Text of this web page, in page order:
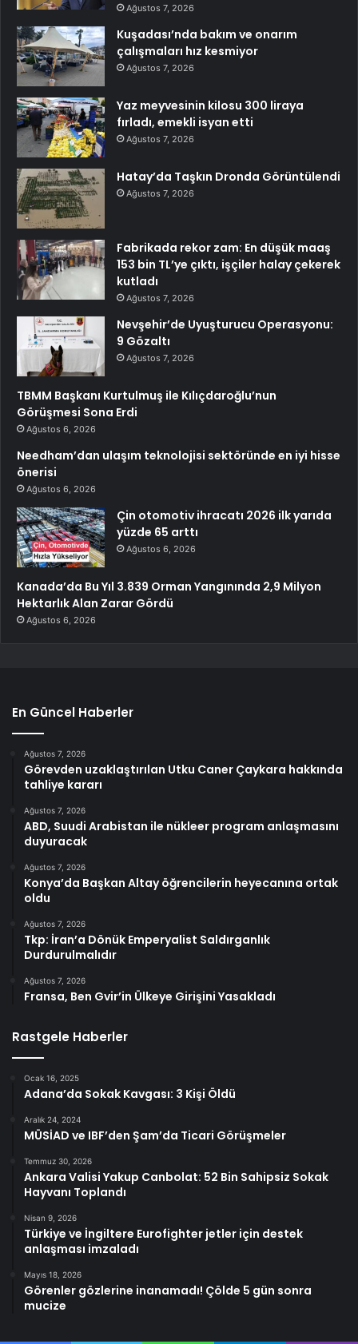
Ağustos 7, 2026
Kuşadası’nda bakım ve onarım
çalışmaları hız kesmiyor
Ağustos 7, 2026
Yaz meyvesinin kilosu 300 liraya
fırladı, emekli isyan etti
Ağustos 7, 2026
Hatay’da Taşkın Dronda Görüntülendi
Ağustos 7, 2026
Fabrikada rekor zam: En düşük maaş
153 bin TL’ye çıktı, işçiler halay çekerek
kutladı
Ağustos 7, 2026
Nevşehir’de Uyuşturucu Operasyonu:
9 Gözaltı
Ağustos 7, 2026
TBMM Başkanı Kurtulmuş ile Kılıçdaroğlu’nun
Görüşmesi Sona Erdi
Ağustos 6, 2026
Needham’dan ulaşım teknolojisi sektöründe en iyi hisse
önerisi
Ağustos 6, 2026
Çin otomotiv ihracatı 2026 ilk yarıda
yüzde 65 arttı
Ağustos 6, 2026
Kanada’da Bu Yıl 3.839 Orman Yangınında 2,9 Milyon
Hektarlık Alan Zarar Gördü
Ağustos 6, 2026
En Güncel Haberler
Ağustos 7, 2026
Görevden uzaklaştırılan Utku Caner Çaykara hakkında
tahliye kararı
Ağustos 7, 2026
ABD, Suudi Arabistan ile nükleer program anlaşmasını
duyuracak
Ağustos 7, 2026
Konya’da Başkan Altay öğrencilerin heyecanına ortak
oldu
Ağustos 7, 2026
Tkp: İran’a Dönük Emperyalist Saldırganlık
Durdurulmalıdır
Ağustos 7, 2026
Fransa, Ben Gvir’in Ülkeye Girişini Yasakladı
Rastgele Haberler
Ocak 16, 2025
Adana’da Sokak Kavgası: 3 Kişi Öldü
Aralık 24, 2024
MÜSİAD ve IBF’den Şam’da Ticari Görüşmeler
Temmuz 30, 2026
Ankara Valisi Yakup Canbolat: 52 Bin Sahipsiz Sokak
Hayvanı Toplandı
Nisan 9, 2026
Türkiye ve İngiltere Eurofighter jetler için destek
anlaşması imzaladı
Mayıs 18, 2026
Görenler gözlerine inanamadı! Çölde 5 gün sonra
mucize